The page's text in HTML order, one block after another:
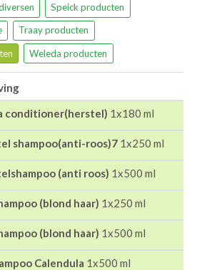
Speick producten
Traay producten
Weleda producten
conditioner(herstel) 1x180 ml
shampoo(anti-roos)7 1x250 ml
(anti roos) 1x500 ml
(blond haar) 1x250 ml
(blond haar) 1x500 ml
Calendula 1x500 ml